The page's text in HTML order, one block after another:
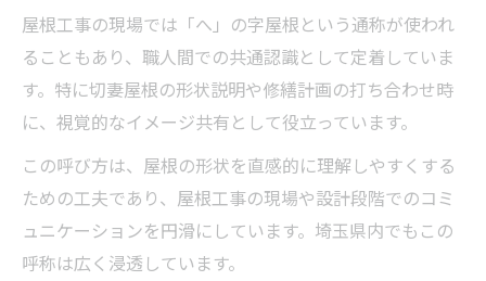
屋根工事の現場では「へ」の字屋根という通称が使われ
ることもあり、職人間での共通認識として定着していま
す。特に切妻屋根の形状説明や修繕計画の打ち合わせ時
に、視覚的なイメージ共有として役立っています。
この呼び方は、屋根の形状を直感的に理解しやすくする
ための工夫であり、屋根工事の現場や設計段階でのコミ
ュニケーションを円滑にしています。埼玉県内でもこの
呼称は広く浸透しています。